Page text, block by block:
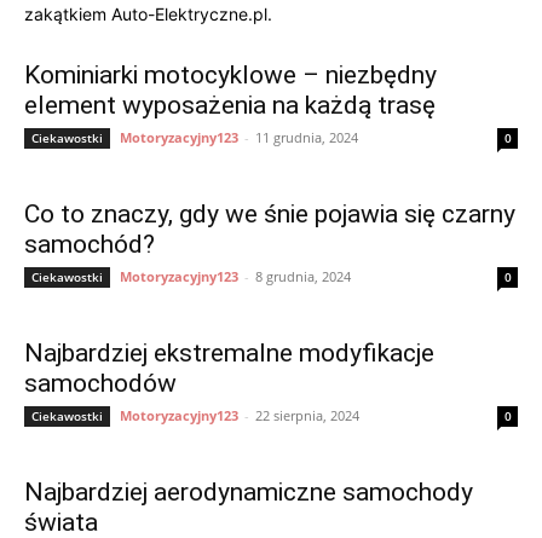
zakątkiem Auto-Elektryczne.pl.
Kominiarki motocyklowe – niezbędny
element wyposażenia na każdą trasę
Ciekawostki Motoryzacyjny123 - 11 grudnia, 2024 0
Co to znaczy, gdy we śnie pojawia się czarny
samochód?
Ciekawostki Motoryzacyjny123 - 8 grudnia, 2024 0
Najbardziej ekstremalne modyfikacje
samochodów
Ciekawostki Motoryzacyjny123 - 22 sierpnia, 2024 0
Najbardziej aerodynamiczne samochody
świata